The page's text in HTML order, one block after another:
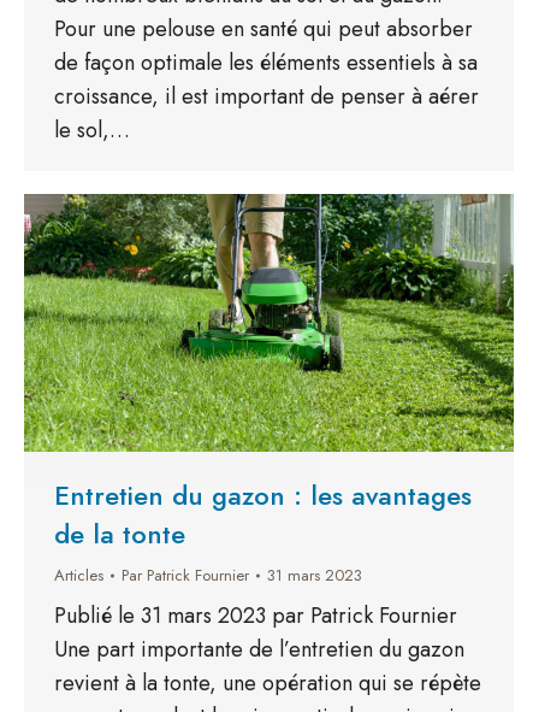
Pour une pelouse en santé qui peut absorber
de façon optimale les éléments essentiels à sa
croissance, il est important de penser à aérer
le sol,…
Entretien du gazon : les avantages
de la tonte
Articles Par Patrick Fournier 31 mars 2023
Publié le 31 mars 2023 par Patrick Fournier
Une part importante de l’entretien du gazon
revient à la tonte, une opération qui se répète